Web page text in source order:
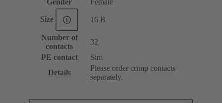
Gender
Female
Size 16 B
Number of
contacts
32
PE contact
Sim
Details
Please order crimp contacts
separately.